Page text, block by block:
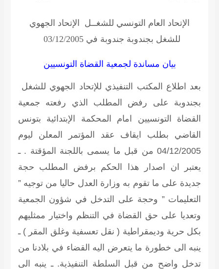
الإتحاد العام التونسي للشغــل الإتحاد الجهوي
للشغل بجندوبة جندوبة في 03/12/2005
بيان مساندة لجمعية القضاة التونسيين
بعد اطلاع المكتب التنفيذي للإتحاد الجهوي للشغل
بجندوبة على رفض المطلب الذي رفعته جمعية
القضاة التونسيين امام المحكمة الإبتدائية بتونس
القاضي بطلب ايقاف عقد المؤتمر المعلن ليوم
04/12/2005 من قبل ما يسمى باللجنة المؤقتة . ـ
يعتبر ان اصدار هذا الحكم برفض المطلب حجة
جديدة على ما تقوم به وزارة العدل حاليا من توجيه ”
التعليمات ” وحجة على التدخل في شؤون الجمعية
وتعديا على حق القضاة في التنظم واختيار ممثليهم
بكل حرية وديمقراطية ( نقل تعسفية وغلق المقر ) ـ
ينبه الى خطورة ما يتعرض اليه القضاء في بلادنا من
تدخل واضح من قبل السلطة التنفيذية. ـ ينبه الى